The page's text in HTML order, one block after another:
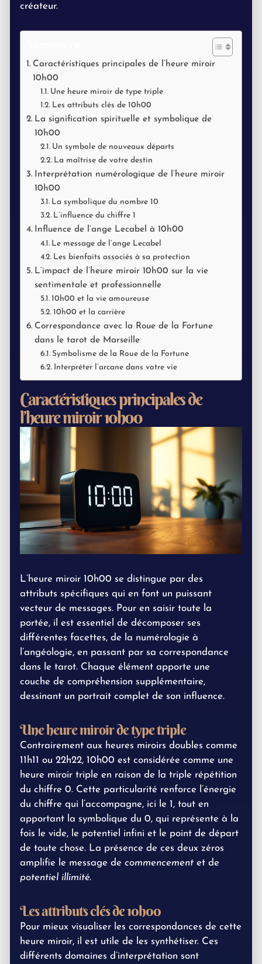
créateur.
Caractéristiques principales de l’heure miroir
10h00
Une heure miroir de type triple
Les attributs clés de 10h00
La signification spirituelle et symbolique de
10h00
Un symbole de nouveaux départs
La maîtrise de votre destin
Interprétation numérologique de l’heure miroir
10h00
La symbolique du nombre 10
L’influence du chiffre 1
Influence de l’ange Lecabel à 10h00
Le message de l’ange Lecabel
Les bienfaits associés à sa protection
L’impact de l’heure miroir 10h00 sur la vie
sentimentale et professionnelle
10h00 et la vie amoureuse
10h00 et la carrière
Correspondance avec la Roue de la Fortune
dans le tarot de Marseille
Symbolisme de la Roue de la Fortune
Interpréter l’arcane dans votre vie
Caractéristiques principales de
l’heure miroir 10h00
L’heure miroir 10h00 se distingue par des
attributs spécifiques qui en font un puissant
vecteur de messages. Pour en saisir toute la
portée, il est essentiel de décomposer ses
différentes facettes, de la numérologie à
l’angéologie, en passant par sa correspondance
dans le tarot. Chaque élément apporte une
couche de compréhension supplémentaire,
dessinant un portrait complet de son influence.
Une heure miroir de type triple
Contrairement aux heures miroirs doubles comme
11h11 ou 22h22, 10h00 est considérée comme une
heure miroir triple en raison de la triple répétition
du chiffre 0. Cette particularité renforce l’énergie
du chiffre qui l’accompagne, ici le 1, tout en
apportant la symbolique du 0, qui représente à la
fois le vide, le potentiel infini et le point de départ
de toute chose. La présence de ces deux zéros
amplifie le message de commencement et de
potentiel illimité.
Les attributs clés de 10h00
Pour mieux visualiser les correspondances de cette
heure miroir, il est utile de les synthétiser. Ces
différents domaines d’interprétation sont